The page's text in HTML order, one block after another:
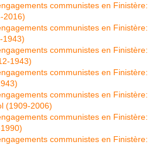
communistes en Finistère:
2016)
communistes en Finistère:
1943)
communistes en Finistère:
1943)
communistes en Finistère:
communistes en Finistère:
(1909-2006)
communistes en Finistère:
communistes en Finistère: